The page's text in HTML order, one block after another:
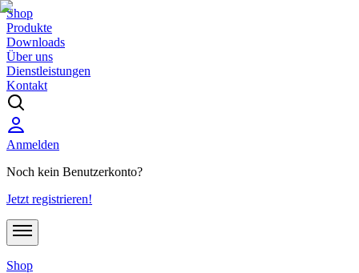
Shop
Produkte
Downloads
Über uns
Dienstleistungen
Kontakt
Anmelden
Noch kein Benutzerkonto?
Jetzt registrieren!
Shop